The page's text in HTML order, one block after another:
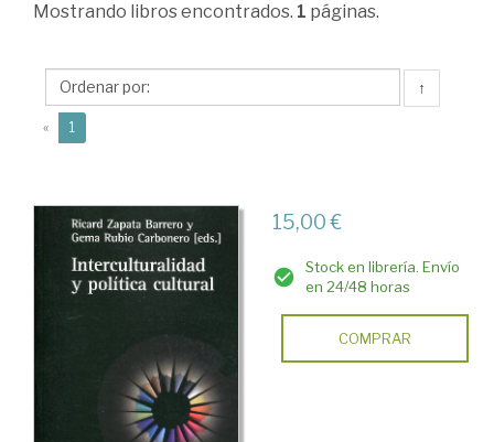
Rubio
Gema
Mostrando libros encontrados. 1 páginas.
↑
« 1
15,00 €
Stock en librería. Envío
en 24/48 horas
COMPRAR